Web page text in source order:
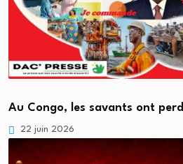
Au Congo, les savants ont
22 juin 2026